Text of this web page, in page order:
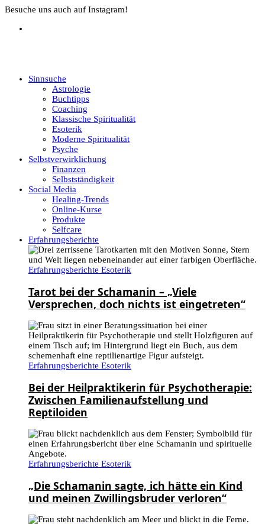
Besuche uns auch auf Instagram!
Sinnsuche
Astrologie
Buchtipps
Coaching
Klassische Spiritualität
Esoterik
Moderne Spiritualität
Psyche
Selbstverwirklichung
Finanzen
Selbstständigkeit
Social Media
Healing-Trends
Online-Kurse
Produkte
Selfcare
Erfahrungsberichte
Erfahrungsberichte Esoterik
Tarot bei der Schamanin – „Viele
Versprechen, doch nichts ist eingetreten“
Erfahrungsberichte Esoterik
Bei der Heilpraktikerin für Psychotherapie:
Zwischen Familienaufstellung und
Reptiloiden
Erfahrungsberichte Esoterik
„Die Schamanin sagte, ich hätte ein Kind
und meinen Zwillingsbruder verloren“